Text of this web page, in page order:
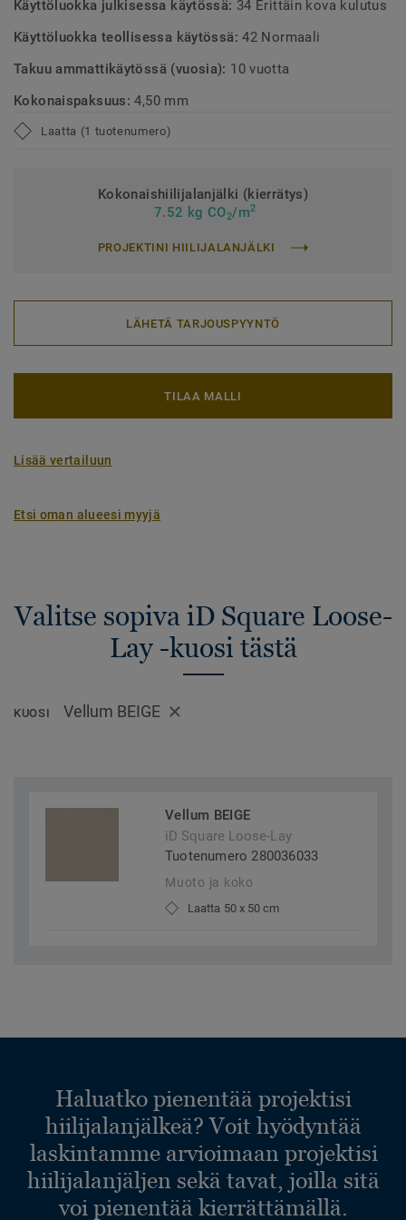
Käyttöluokka julkisessa käytössä: 34 Erittäin kova kulutus
Käyttöluokka teollisessa käytössä:42 Normaali
Takuu ammattikäytössä (vuosia): 10 vuotta
Kokonaispaksuus:4,50 mm
Laatta (1 tuotenumero)
Kokonaishiilijalanjälki (kierrätys)
7.52 kg CO2/m2
PROJEKTINI HIILIJALANJÄLKI
LÄHETÄ TARJOUSPYYNTÖ
TILAA MALLI
Lisää vertailuun
Etsi oman alueesi myyjä
Valitse sopiva iD Square Loose-
Lay -kuosi tästä
KUOSI Vellum BEIGE
Vellum BEIGE
iD Square Loose-Lay
Tuotenumero 280036033
Muoto ja koko
Laatta 50 x 50 cm
Haluatko pienentää projektisi
hiilijalanjälkeä? Voit hyödyntää
laskintamme arvioimaan projektisi
hiilijalanjäljen sekä tavat, joilla sitä
voi pienentää kierrättämällä.